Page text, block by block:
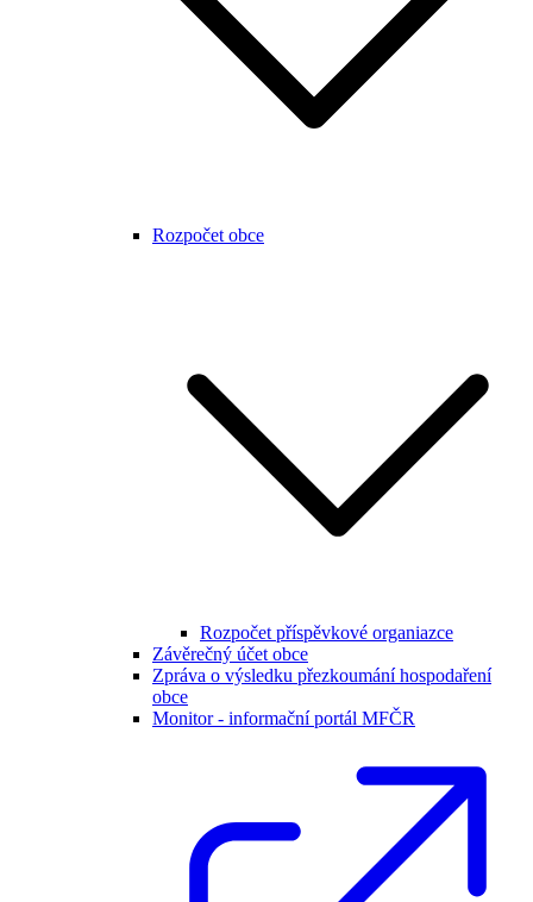
Rozpočet obce
Rozpočet příspěvkové organiazce
Závěrečný účet obce
Zpráva o výsledku přezkoumání hospodaření
obce
Monitor - informační portál MFČR